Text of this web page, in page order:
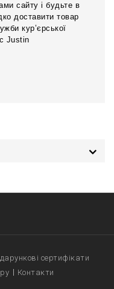
сайту і будьте в
доставити товар
кур’єрської
Justin
сертифікати
Контакти